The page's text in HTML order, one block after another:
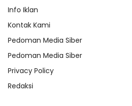
Info Iklan
Kontak Kami
Pedoman Media Siber
Pedoman Media Siber
Privacy Policy
Redaksi